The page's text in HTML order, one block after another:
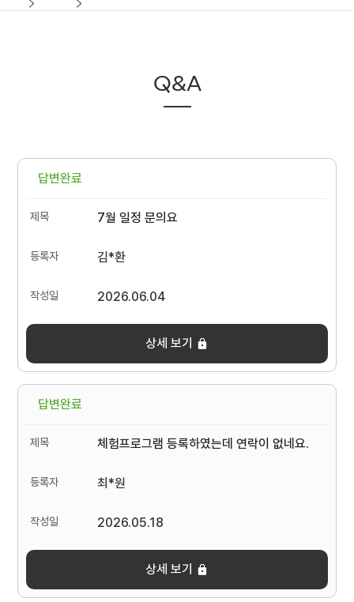
Q&A
답변완료
7월 일정 문의요
김*환
2026.06.04
상세 보기
답변완료
체험프로그램 등록하였는데 연락이 없네요.
최*원
2026.05.18
상세 보기